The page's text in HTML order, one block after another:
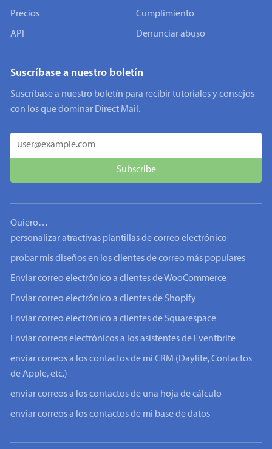
Precios
API
Cumplimiento
Denunciar abuso
Suscríbase a nuestro boletín
Suscríbase a nuestro boletín para recibir tutoriales y consejos
con los que dominar Direct Mail.
Quiero…
personalizar atractivas plantillas de correo electrónico
probar mis diseños en los clientes de correo más populares
Enviar correo electrónico a clientes de WooCommerce
Enviar correo electrónico a clientes de Shopify
Enviar correo electrónico a clientes de Squarespace
Enviar correos electrónicos a los asistentes de Eventbrite
enviar correos a los contactos de mi CRM (Daylite, Contactos
de Apple, etc.)
enviar correos a los contactos de una hoja de cálculo
enviar correos a los contactos de mi base de datos